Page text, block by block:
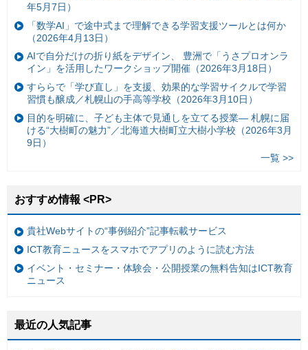
年5月7日）
「数学AI」で途中式まで理解できる学習支援ツールとは何か
（2026年4月13日）
AIで自分だけの折り紙をデザイン、 豊洲で「うさプロオンラ
イン」を活用したワークショップ開催（2026年3月18日）
すららで「学び直し」を支援、効果的な学習サイクルで学習
習慣も醸成／札幌山の手高等学校（2026年3月10日）
目的を明確に、子ども主体で見通しを立てる授業— 札幌に届
ける“大樹町の魅力”／北海道大樹町立大樹小学校（2026年3月
9日）
一覧 >>
おすすめ情報 <PR>
貴社Webサイトの“事例紹介”記事転載サービス
ICT教育ニュースをスマホでアプリのように読む方法
イベント・セミナー・体験会・公開授業の無料告知はICT教育
ニュース
最近の人気記事